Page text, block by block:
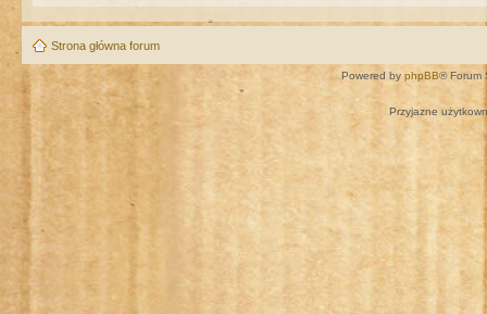
Strona główna forum
Powered by phpBB® Forum
Przyjazne